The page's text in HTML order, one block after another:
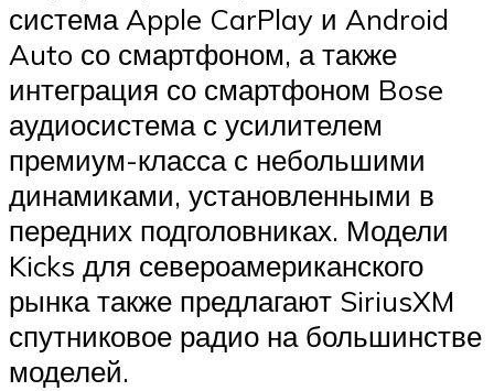
система Apple CarPlay и Android
Auto со смартфоном, а также
интеграция со смартфоном Bose
аудиосистема с усилителем
премиум-класса с небольшими
динамиками, установленными в
передних подголовниках. Модели
Kicks для североамериканского
рынка также предлагают SiriusXM
спутниковое радио на большинстве
моделей.